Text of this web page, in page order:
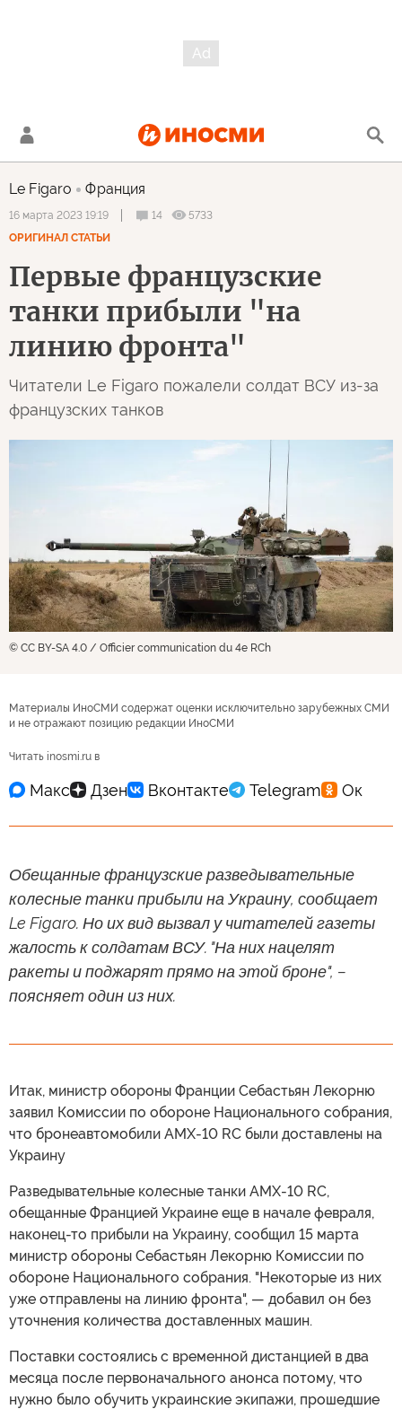
Le Figaro Франция
16 марта 2023 19:19 14
5733
ОРИГИНАЛ СТАТЬИ
Первые французские
танки прибыли "на
линию фронта"
Читатели Le Figaro пожалели солдат ВСУ из-за
французских танков
© CC BY-SA 4.0 / Officier communication du 4e RCh
Материалы ИноСМИ содержат оценки исключительно зарубежных СМИ
и не отражают позицию редакции ИноСМИ
Читать inosmi.ru в
Обещанные французские разведывательные
колесные танки прибыли на Украину, сообщает
Le Figaro. Но их вид вызвал у читателей газеты
жалость к солдатам ВСУ. "На них нацелят
ракеты и поджарят прямо на этой броне", –
поясняет один из них.
Итак, министр обороны Франции Себастьян Лекорню
заявил Комиссии по обороне Национального собрания,
что бронеавтомобили AMX-10 RC были доставлены на
Украину
Разведывательные колесные танки AMX-10 RC,
обещанные Францией Украине еще в начале февраля,
наконец-то прибыли на Украину, сообщил 15 марта
министр обороны Себастьян Лекорню Комиссии по
обороне Национального собрания. "Некоторые из них
уже отправлены на линию фронта", — добавил он без
уточнения количества доставленных машин.
Поставки состоялись с временной дистанцией в два
месяца после первоначального анонса потому, что
нужно было обучить украинские экипажи, прошедшие